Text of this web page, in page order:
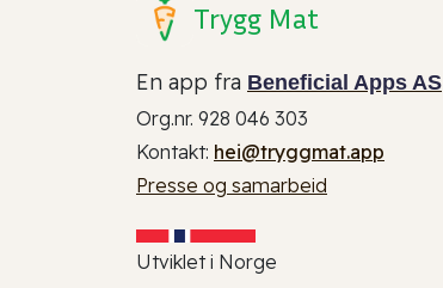
Trygg Mat
En app fra Beneficial Apps AS
Org.nr. 928 046 303
Kontakt: hei@tryggmat.app
Presse og samarbeid
Utviklet i Norge